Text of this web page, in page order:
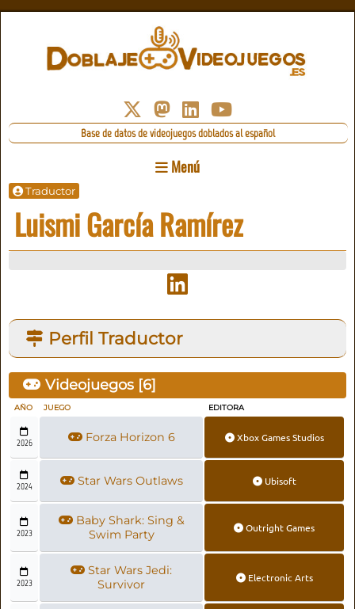
Base de datos de videojuegos doblados al español
Menú
Traductor
Luismi García Ramírez
Perfil Traductor
Videojuegos [6]
AÑO JUEGO EDITORA
2026 Forza Horizon 6 Xbox Games Studios
2024 Star Wars Outlaws Ubisoft
2023
Baby Shark: Sing &
Swim Party
Outright Games
2023
Star Wars Jedi:
Survivor
Electronic Arts